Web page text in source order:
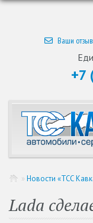
Ваши
+7
» Новости «ТСС
Lada